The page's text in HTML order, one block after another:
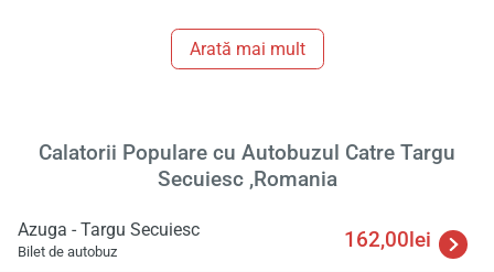
Arată mai mult
Calatorii Populare cu Autobuzul Catre Targu
Secuiesc ,Romania
Azuga - Targu Secuiesc
Bilet de autobuz 162,00lei